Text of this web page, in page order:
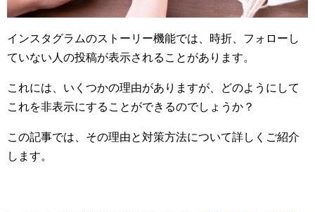
インスタグラムのストーリー機能では、時折、フォローし
ていない人の投稿が表示されることがあります。
これには、いくつかの理由がありますが、どのようにして
これを非表示にすることができるのでしょうか？
この記事では、その理由と対策方法について詳しくご紹介
します。